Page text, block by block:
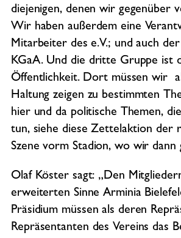
diejenigen, denen wir gegenüber
Wir haben außerdem eine
Mitarbeiter des e.V.; und auch
KGaA. Und die dritte Gruppe ist
Öffentlichkeit. Dort müssen wir
Haltung zeigen zu bestimmten
hier und da politische Themen,
tun, siehe diese Zettelaktion der
Szene vorm Stadion, wo wir dann
Olaf Köster sagt: „Den
erweiterten Sinne Arminia
Präsidium müssen als deren
Repräsentanten des Vereins das